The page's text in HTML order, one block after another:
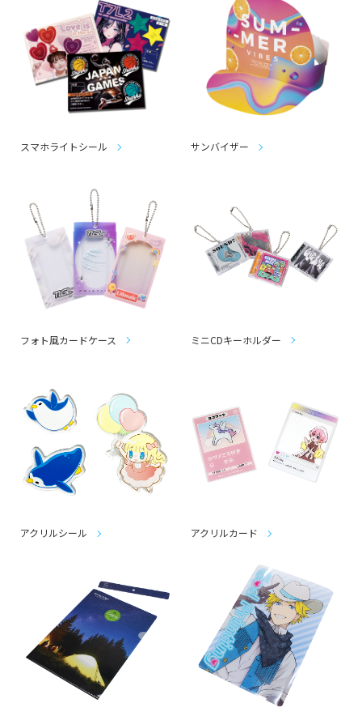
スマホライトシール サンバイザー
フォト風カードケース ミニCDキーホルダー
アクリルシール アクリルカード